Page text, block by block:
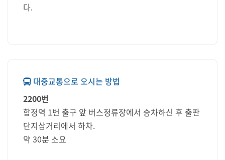
다.
대중교통으로 오시는 방법
2200번
합정역 1번 출구 앞 버스정류장에서 승차하신 후 출판
단지삼거리에서 하차.
약 30분 소요